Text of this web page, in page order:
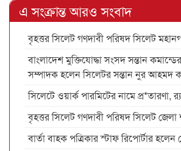
এ সংক্রান্ত আরও সংবাদ
বৃহত্তর সিলেট গণদাবী পরিষদ সিলেট
বাংলাদেশ মুক্তিযোদ্ধা সংসদ সন্তান
সম্পাদক হলেন সিলেটর সন্তান নুর আহমদ
সিলেটে ওয়ার্ক পারমিটের নামে প্র*তারণা,
বৃহত্তর সিলেট গণদাবী পরিষদ সিলেট জেলা
বার্তা বাহক পত্রিকার স্টাফ রিপোর্টার